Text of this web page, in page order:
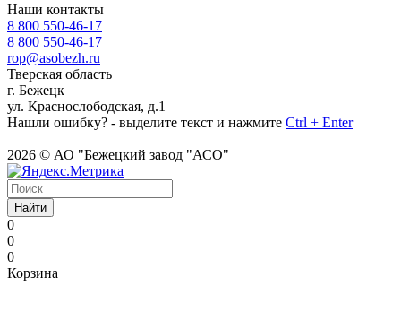
Наши контакты
8 800 550-46-17
8 800 550-46-17
rop@asobezh.ru
Тверская область
г. Бежецк
ул. Краснослободская, д.1
Нашли ошибку? - выделите текст и нажмите Ctrl + Enter
2026 © АО "Бежецкий завод "АСО"
Найти
0
0
0
Корзина